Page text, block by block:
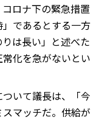
ロナ下の緊急措置
であるとする一方
は長い」と述べた
化を急がないとい
いて議長は、「今
マッチだ。供給が